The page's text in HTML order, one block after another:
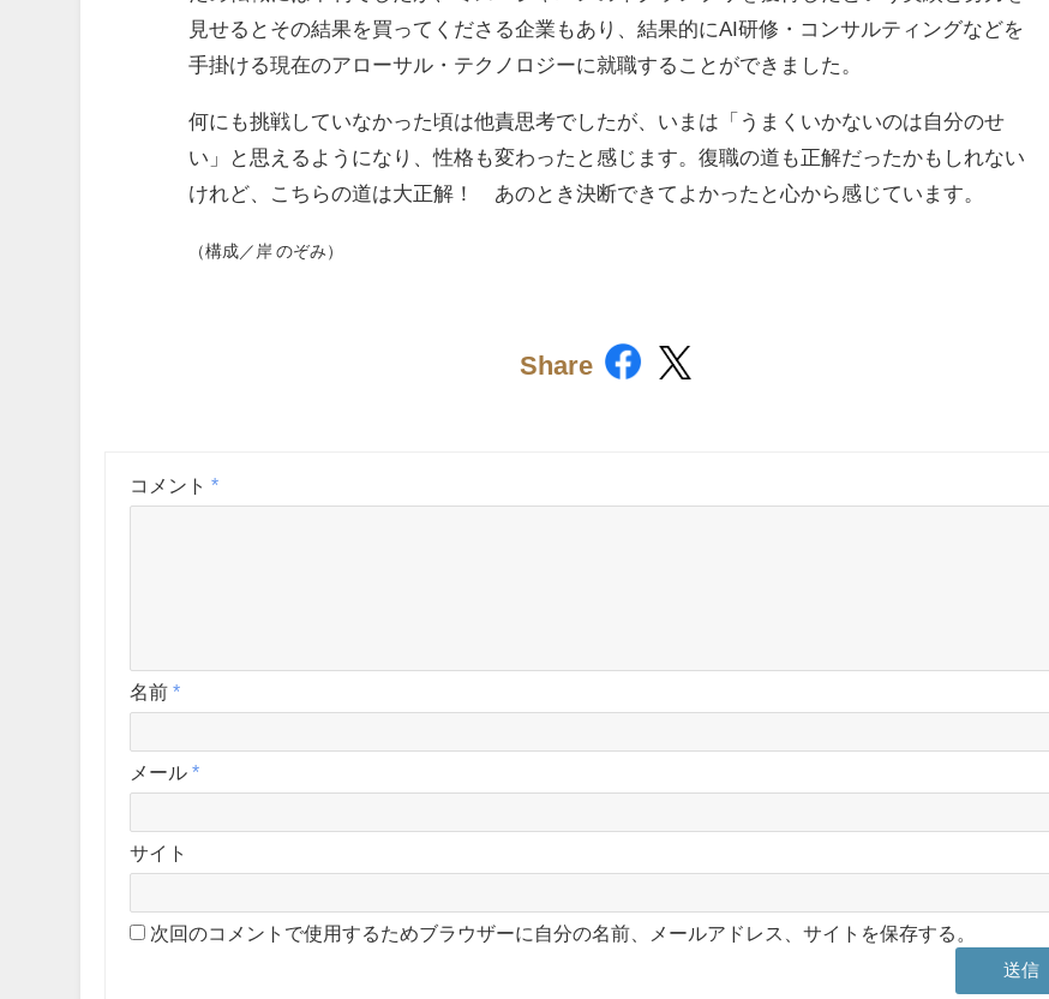
見せるとその結果を買ってくださる企業もあり、結果的にAI研修・コンサルティングなどを
手掛ける現在のアローサル・テクノロジーに就職することができました。
何にも挑戦していなかった頃は他責思考でしたが、いまは「うまくいかないのは自分のせ
い」と思えるようになり、性格も変わったと感じます。復職の道も正解だったかもしれない
けれど、こちらの道は大正解！ あのとき決断できてよかったと心から感じています。
（構成／岸 のぞみ）
Share
コメント*
名前*
メール*
サイト
次回のコメントで使用するためブラウザーに自分の名前、メールアドレス、サイトを保存する。